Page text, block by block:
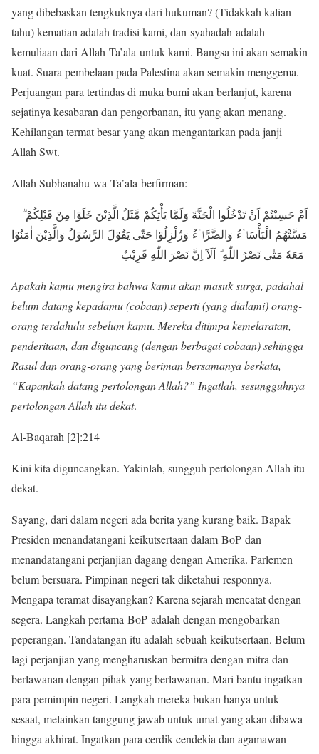
yang dibebaskan tengkuknya dari hukuman? (Tidakkah kalian
tahu) kematian adalah tradisi kami, dan syahadah adalah
kemuliaan dari Allah Ta’ala untuk kami. Bangsa ini akan semakin
kuat. Suara pembelaan pada Palestina akan semakin menggema.
Perjuangan para tertindas di muka bumi akan berlanjut, karena
sejatinya kesabaran dan pengorbanan, itu yang akan menang.
Kehilangan termat besar yang akan mengantarkan pada janji
Allah Swt.
Allah Subhanahu wa Ta’ala berfirman:
اَمْ حَسِبْتُمْ اَنْ تَدْخُلُوا الْجَنَّةَ وَلَمَّا يَأْتِكُمْ مَّثَلُ الَّذِيْنَ خَلَوْا مِنْ قَبْلِكُمْ ۗ
مَسَّتْهُمُ الْبَأْسَاۤءُ وَالضَّرَّاۤءُ وَزُلْزِلُوْا حَتّٰى يَقُوْلَ الرَّسُوْلُ وَالَّذِيْنَ اٰمَنُوْا
Apakah kamu mengira bahwa kamu akan masuk surga, padahal
belum datang kepadamu (cobaan) seperti (yang dialami) orang-
orang terdahulu sebelum kamu. Mereka ditimpa kemelaratan,
penderitaan, dan diguncang (dengan berbagai cobaan) sehingga
Rasul dan orang-orang yang beriman bersamanya berkata,
“Kapankah datang pertolongan Allah?” Ingatlah, sesungguhnya
pertolongan Allah itu dekat.
Al-Baqarah [2]:214
Kini kita diguncangkan. Yakinlah, sungguh pertolongan Allah itu
dekat.
Sayang, dari dalam negeri ada berita yang kurang baik. Bapak
Presiden menandatangani keikutsertaan dalam BoP dan
menandatangani perjanjian dagang dengan Amerika. Parlemen
belum bersuara. Pimpinan negeri tak diketahui responnya.
Mengapa teramat disayangkan? Karena sejarah mencatat dengan
segera. Langkah pertama BoP adalah dengan mengobarkan
peperangan. Tandatangan itu adalah sebuah keikutsertaan. Belum
lagi perjanjian yang mengharuskan bermitra dengan mitra dan
berlawanan dengan pihak yang berlawanan. Mari bantu ingatkan
para pemimpin negeri. Langkah mereka bukan hanya untuk
sesaat, melainkan tanggung jawab untuk umat yang akan dibawa
hingga akhirat. Ingatkan para cerdik cendekia dan agamawan